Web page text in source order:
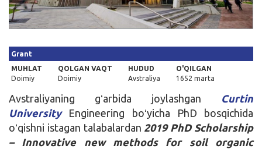
Grant
MUHLAT
Doimiy
QOLGAN VAQT
Doimiy
HUDUD
Avstraliya
O'QILGAN
1652 marta
Avstraliyaning gʻarbida joylashgan Curtin
UniversityEngineering boʻyicha PhD bosqichida
oʻqishni istagan talabalardan 2019 PhD Scholarship
– Innovative new methods for soil organic